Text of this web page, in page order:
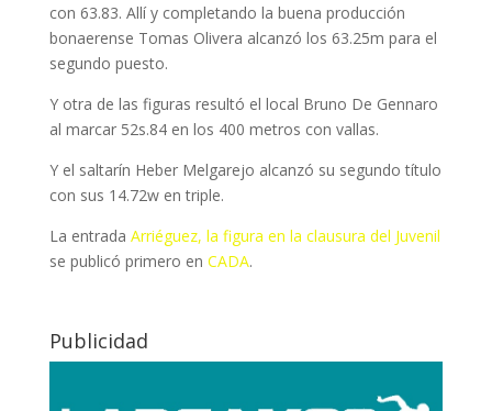
con 63.83. Allí y completando la buena producción
bonaerense Tomas Olivera alcanzó los 63.25m para el
segundo puesto.
Y otra de las figuras resultó el local Bruno De Gennaro
al marcar 52s.84 en los 400 metros con vallas.
Y el saltarín Heber Melgarejo alcanzó su segundo título
con sus 14.72w en triple.
La entrada Arriéguez, la figura en la clausura del Juvenil
se publicó primero en CADA.
Publicidad